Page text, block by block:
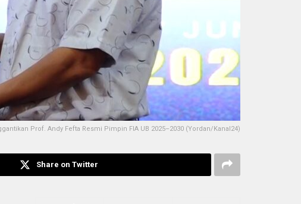
Prof. Andy Fefta Resmi Pimpin FIA UB 2025–2030 (Yordan/Kanal24)
Share on Twitter